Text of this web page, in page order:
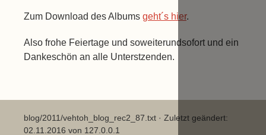
Zum Download des Albums geht´s hier.
Also frohe Feiertage und soweiterundsofort und ein
Dankeschön an alle Unterstzenden.
blog/2011/vehtoh_blog_rec2_87.txt · Zuletzt geändert:
02.11.2016 von 127.0.0.1